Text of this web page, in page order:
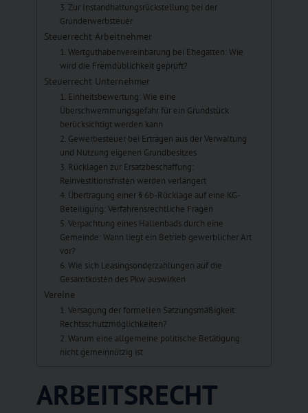
3. Zur Instandhaltungsrückstellung bei der
Grunderwerbsteuer
Steuerrecht Arbeitnehmer
1. Wertguthabenvereinbarung bei Ehegatten: Wie
wird die Fremdüblichkeit geprüft?
Steuerrecht Unternehmer
1. Einheitsbewertung: Wie eine
Überschwemmungsgefahr für ein Grundstück
berücksichtigt werden kann
2. Gewerbesteuer bei Erträgen aus der Verwaltung
und Nutzung eigenen Grundbesitzes
3. Rücklagen zur Ersatzbeschaffung:
Reinvestitionsfristen werden verlängert
4. Übertragung einer § 6b-Rücklage auf eine KG-
Beteiligung: Verfahrensrechtliche Fragen
5. Verpachtung eines Hallenbads durch eine
Gemeinde: Wann liegt ein Betrieb gewerblicher Art
vor?
6. Wie sich Leasingsonderzahlungen auf die
Gesamtkosten des Pkw auswirken
Vereine
1. Versagung der formellen Satzungsmäßigkeit:
Rechtsschutzmöglichkeiten?
2. Warum eine allgemeine politische Betätigung
nicht gemeinnützig ist
ARBEITSRECHT